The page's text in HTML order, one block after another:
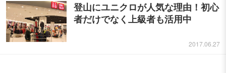
登山にユニクロが人気な理由！初心
者だけでなく上級者も活用中
2017.06.27